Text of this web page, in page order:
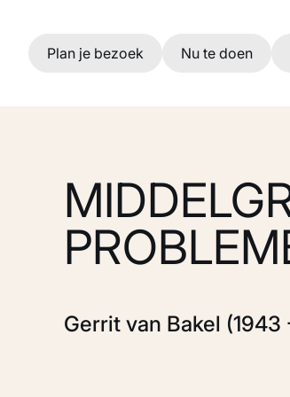
Ga naar hoofdinhoud
Plan je bezoek Nu te doen
Gerrit van Bakel (1943